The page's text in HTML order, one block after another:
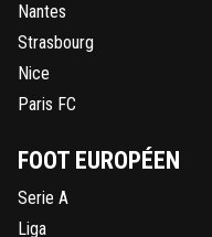
Nantes
Strasbourg
Nice
Paris FC
FOOT EUROPÉEN
Serie A
Liga